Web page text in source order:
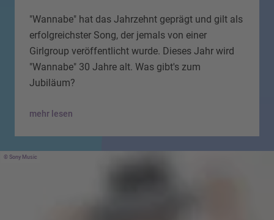
"Wannabe" hat das Jahrzehnt geprägt und gilt als
erfolgreichster Song, der jemals von einer
Girlgroup veröffentlicht wurde. Dieses Jahr wird
"Wannabe" 30 Jahre alt. Was gibt's zum
Jubiläum?
mehr lesen
Sony Music